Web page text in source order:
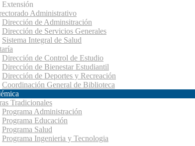
Extensión
Administrativo
Dirección de Adminsitración
Dirección de Servicios Generales
Sistema Integral de Salud
Dirección de Control de Estudio
Dirección de Bienestar Estudiantil
Dirección de Deportes y Recreación
Coordinación General de Biblioteca
Tradicionales
Programa Administración
Programa Educación
Programa Salud
Programa Ingenieria y Tecnologia